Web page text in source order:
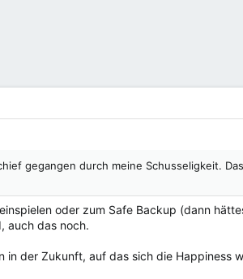
gegangen durch meine Schusseligkeit.
oder zum Safe Backup (dann
auch das noch.
in der Zukunft, auf das sich die Happiness